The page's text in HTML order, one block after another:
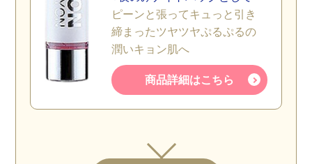
ピーンと張ってキュっと引き
締まったツヤツヤぷるぷるの
潤いキョン肌へ
商品詳細はこちら